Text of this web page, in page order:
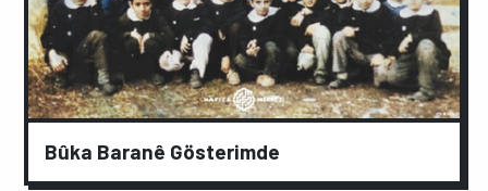
Bûka Baranê Gösterimde